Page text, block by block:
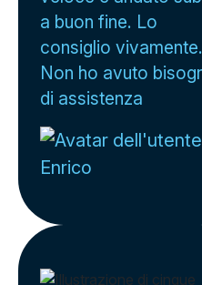
a buon fine. Lo
consiglio vivamente.
Non ho avuto
di assistenza
Enrico